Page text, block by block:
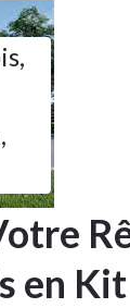
,
,
en Kit